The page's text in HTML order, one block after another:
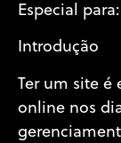
Especial
Introdução
Ter um site é
online nos